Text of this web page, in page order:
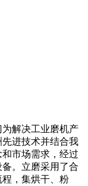
解决工业磨机产
进技术并结合我
市场需求，经过
。立磨采用了合
，集烘干、粉